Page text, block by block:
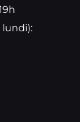
lundi):